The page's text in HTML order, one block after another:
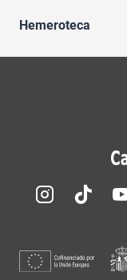
Hemeroteca
Redes